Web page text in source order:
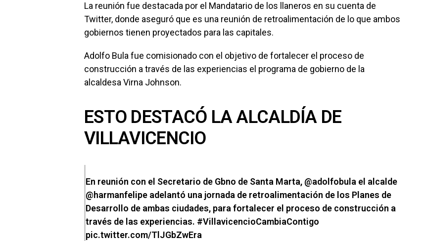
La reunión fue destacada por el Mandatario de los llaneros en su cuenta de
Twitter, donde aseguró que es una reunión de retroalimentación de lo que ambos
gobiernos tienen proyectados para las capitales.
Adolfo Bula fue comisionado con el objetivo de fortalecer el proceso de
construcción a través de las experiencias el programa de gobierno de la
alcaldesa Virna Johnson.
ESTO DESTACÓ LA ALCALDÍA DE
VILLAVICENCIO
En reunión con el Secretario de Gbno de Santa Marta, @adolfobula el alcalde
@harmanfelipe adelantó una jornada de retroalimentación de los Planes de
Desarrollo de ambas ciudades, para fortalecer el proceso de construcción a
través de las experiencias. #VillavicencioCambiaContigo
pic.twitter.com/TlJGbZwEra